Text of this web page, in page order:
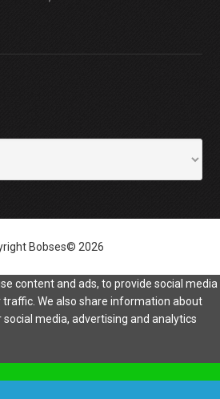
Bobses© 2026
content and ads, to provide social media
We also share information about
media, advertising and analytics